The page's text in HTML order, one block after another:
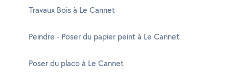
Travaux Bois à Le Cannet
Peindre - Poser du papier peint à Le Cannet
Poser du placo à Le Cannet